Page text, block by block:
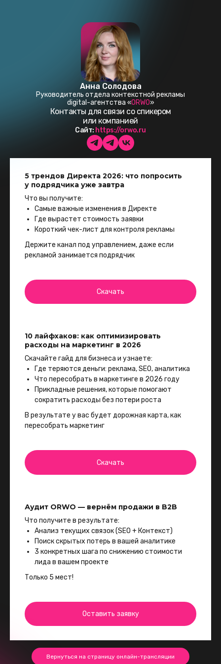
Анна Солодова
Руководитель отдела контекстной рекламы
digital-агентства «ORWO»
Контакты для связи со спикером
или компанией
Сайт: https://orwo.ru
5 трендов Директа 2026: что попросить
у подрядчика уже завтра
Что вы получите:
Самые важные изменения в Директе
Где вырастет стоимость заявки
Короткий чек-лист для контроля рекламы
Держите канал под управлением, даже если
рекламой занимается подрядчик
Скачать
10 лайфхаков: как оптимизировать
расходы на маркетинг в 2026
Скачайте гайд для бизнеса и узнаете:
Где теряются деньги: реклама, SEO, аналитика
Что пересобрать в маркетинге в 2026 году
Прикладные решения, которые помогают
сократить расходы без потери роста
В результате у вас будет дорожная карта, как
пересобрать маркетинг
Скачать
Аудит ORWO — вернём продажи в B2B
Что получите в результате:
Анализ текущих связок (SEO + Контекст)
Поиск скрытых потерь в вашей аналитике
3 конкретных шага по снижению стоимости
лида в вашем проекте
Только 5 мест!
Оставить заявку
Вернуться на страницу онлайн-трансляции